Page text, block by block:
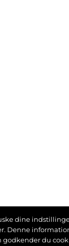
dine
Denne
godkender du